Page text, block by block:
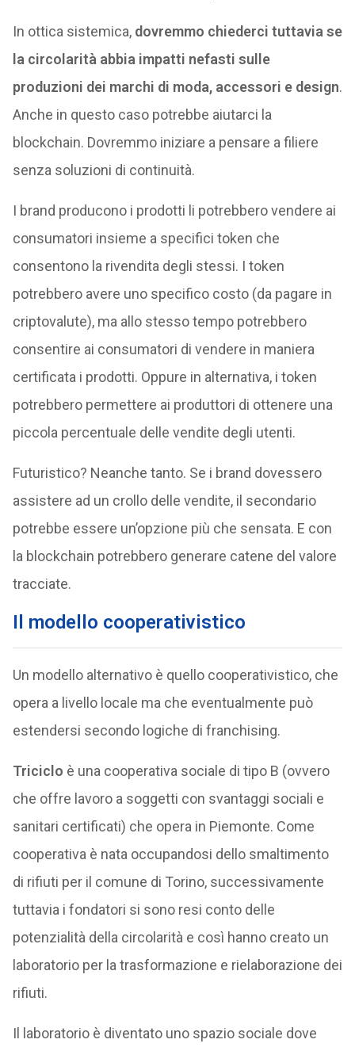
In ottica sistemica, dovremmo chiederci tuttavia se
la circolarità abbia impatti nefasti sulle
produzioni dei marchi di moda, accessori e design.
Anche in questo caso potrebbe aiutarci la
blockchain. Dovremmo iniziare a pensare a filiere
senza soluzioni di continuità.
I brand producono i prodotti li potrebbero vendere ai
consumatori insieme a specifici token che
consentono la rivendita degli stessi. I token
potrebbero avere uno specifico costo (da pagare in
criptovalute), ma allo stesso tempo potrebbero
consentire ai consumatori di vendere in maniera
certificata i prodotti. Oppure in alternativa, i token
potrebbero permettere ai produttori di ottenere una
piccola percentuale delle vendite degli utenti.
Futuristico? Neanche tanto. Se i brand dovessero
assistere ad un crollo delle vendite, il secondario
potrebbe essere un’opzione più che sensata. E con
la blockchain potrebbero generare catene del valore
tracciate.
Il modello cooperativistico
Un modello alternativo è quello cooperativistico, che
opera a livello locale ma che eventualmente può
estendersi secondo logiche di franchising.
Triciclo è una cooperativa sociale di tipo B (ovvero
che offre lavoro a soggetti con svantaggi sociali e
sanitari certificati) che opera in Piemonte. Come
cooperativa è nata occupandosi dello smaltimento
di rifiuti per il comune di Torino, successivamente
tuttavia i fondatori si sono resi conto delle
potenzialità della circolarità e così hanno creato un
laboratorio per la trasformazione e rielaborazione dei
rifiuti.
Il laboratorio è diventato uno spazio sociale dove